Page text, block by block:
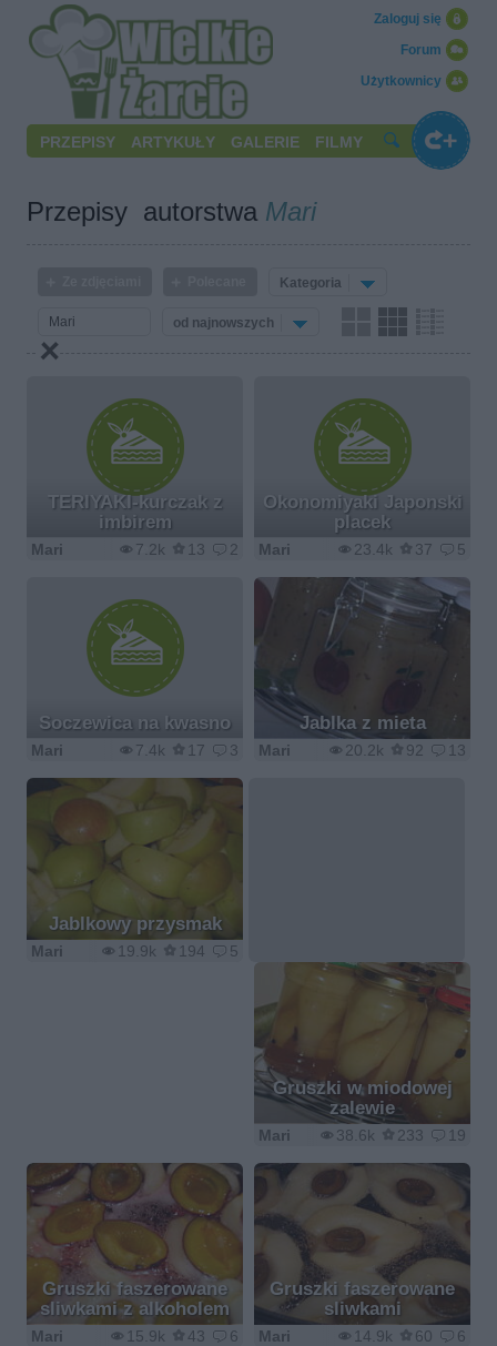
Użytkownicy
Forum
Zaloguj się
PRZEPISY ARTYKUŁY GALERIE FILMY
Przepisy autorstwa Mari
Kategoria
od najnowszych
TERIYAKI-kurczak z
imbirem
7.2k 13 2
Mari
Okonomiyaki Japonski
placek
23.4k 37 5
Mari
Soczewica na kwasno
7.4k 17 3
Mari
Jablka z mieta
20.2k 92 13
Mari
Jablkowy przysmak
19.9k 194 5
Mari
Gruszki w miodowej
zalewie
38.6k 233 19
Mari
Gruszki faszerowane
sliwkami z alkoholem
15.9k 43 6
Mari
Gruszki faszerowane
sliwkami
14.9k 60 6
Mari